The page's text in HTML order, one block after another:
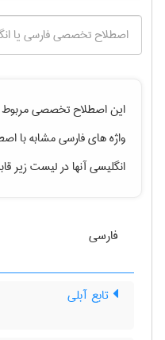
این اصطلاح تخصصی مربوط
واژه های فارسی مشابه با
انگلیسی آنها در لیست زیر
فارسی
تابع آبلی